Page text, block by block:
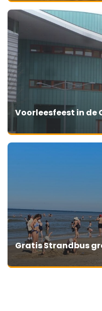
Voorleesfeest in de
Gratis Strandbus